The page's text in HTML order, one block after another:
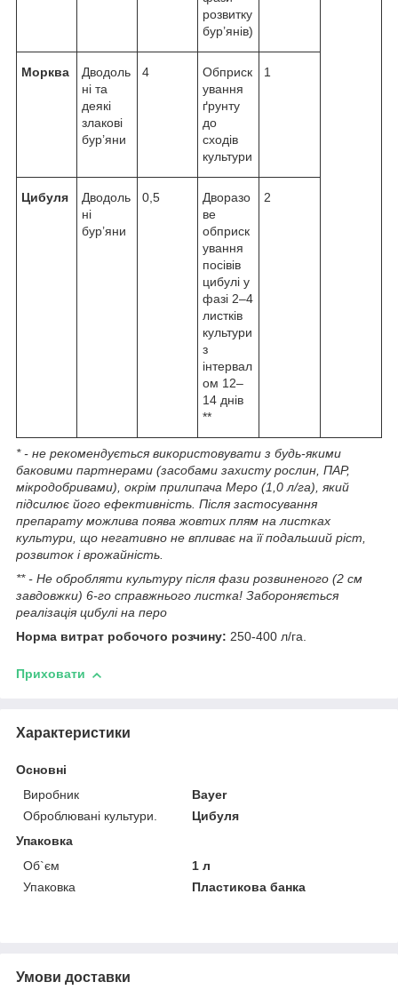
розвитку
бур’янів)
Морква
Дводоль
ні та
деякі
злакові
бур’яни
4
Обприск
ування
ґрунту
до
сходів
культури
1
Цибуля
Дводоль
ні
бур’яни
0,5
Дворазо
ве
обприск
ування
посівів
цибулі у
фазі 2–4
листків
культури
з
інтервал
ом 12–
14 днів
**
2
* - не рекомендується використовувати з будь-якими
баковими партнерами (засобами захисту рослин, ПАР,
мікродобривами), окрім прилипача Меро (1,0 л/га), який
підсилює його ефективність. Після застосування
препарату можлива поява жовтих плям на листках
культури, що негативно не впливає на її подальший ріст,
розвиток і врожайність.
** - Не обробляти культуру після фази розвиненого (2 см
завдовжки) 6-го справжнього листка! Забороняється
реалізація цибулі на перо
Норма витрат робочого розчину: 250-400 л/га.
Приховати
Характеристики
Основні
Виробник
Bayer
Оброблювані культури.
Цибуля
Упаковка
Об`єм
1 л
Упаковка
Пластикова банка
Умови доставки